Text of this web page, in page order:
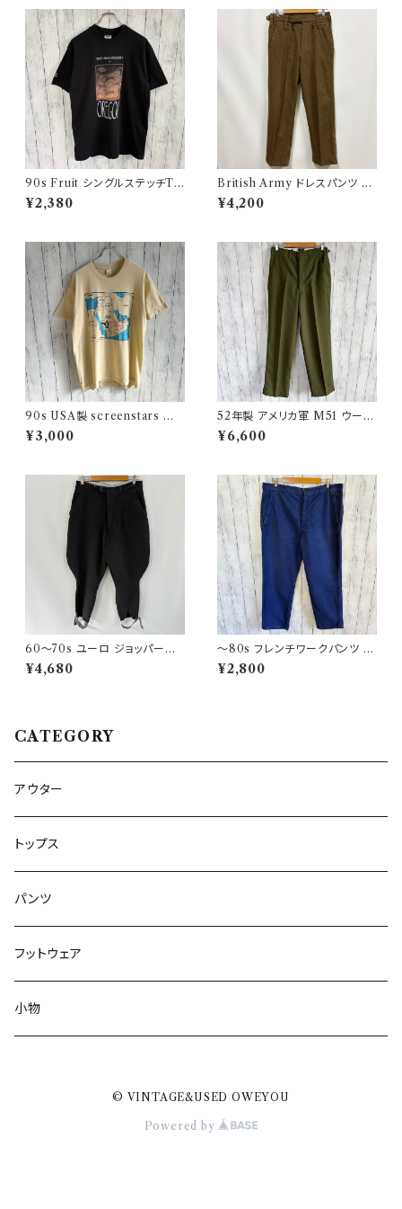
90s Fruit シングルステッチTシ
ャツ プリントT
¥2,380
British Army ドレスパンツ イ
ギリス軍 スラックス ミリタリー
パンツ ウールパンツ2
¥4,200
90s USA製 screenstars 湾
岸戦争 シングルステッチTシャ
ツ ヴィンテージTシャツ
¥3,000
52年製 アメリカ軍 M51 ウール
パンツ ミリタリーパンツ スラッ
クス ヴィンテージ US ARMY 1
¥6,600
60〜70s ユーロ ジョッパーズ
パンツ ウールパンツ ヴィンテー
ジ 5
¥4,680
〜80s フレンチワークパンツ ユ
ーロワーク コットンパンツ
¥2,800
CATEGORY
アウター
トップス
パンツ
フットウェア
小物
© VINTAGE&USED OWEYOU
Powered by